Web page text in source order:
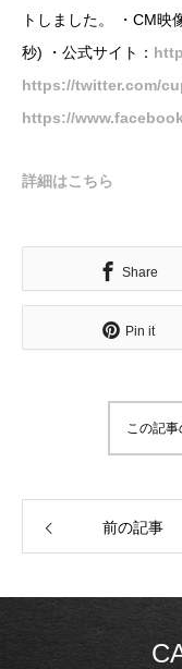
トしました。 ・CM映
秒) ・公式サイト：
https://twitter.com/
https://
詳細はこちら
Share
Pin it
この記
前の記事